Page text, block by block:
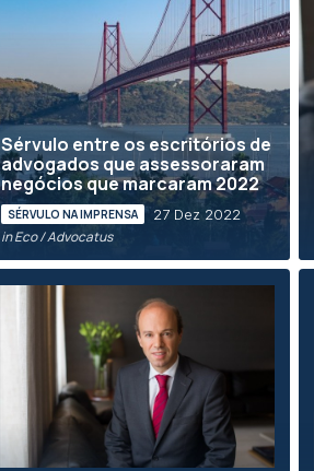
Sérvulo entre os escritórios de
advogados que assessoraram
negócios que marcaram 2022
SÉRVULO NA IMPRENSA 27 Dez 2022
in Eco / Advocatus